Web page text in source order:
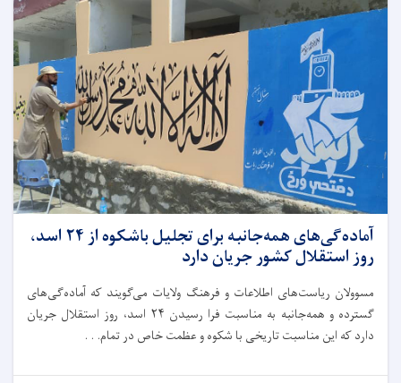
آماده‌گی‌‌های همه‌جانبه برای تجلیل باشکوه از ۲۴ اسد،
روز استقلال کشور جریان دارد
مسوولان ریاست‌های اطلاعات و فرهنگ ولایات می‌گویند که آماده‌گی‌های
گسترده و همه‌جانبه به مناسبت فرا رسیدن ۲۴ اسد، روز استقلال جریان
دارد که این مناسبت تاریخی با شکوه و عظمت خاص در تمام. . .